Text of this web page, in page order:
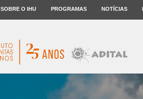
SOBRE O IHU PROGRAMAS NOTÍCIAS